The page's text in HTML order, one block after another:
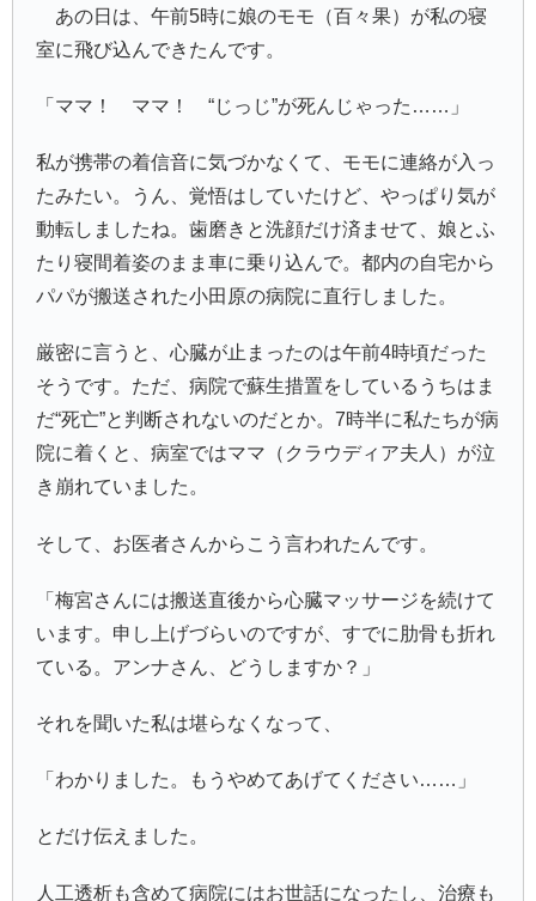
あの日は、午前5時に娘のモモ（百々果）が私の寝
室に飛び込んできたんです。
「ママ！ ママ！ “じっじ”が死んじゃった……」
私が携帯の着信音に気づかなくて、モモに連絡が入っ
たみたい。うん、覚悟はしていたけど、やっぱり気が
動転しましたね。歯磨きと洗顔だけ済ませて、娘とふ
たり寝間着姿のまま車に乗り込んで。都内の自宅から
パパが搬送された小田原の病院に直行しました。
厳密に言うと、心臓が止まったのは午前4時頃だった
そうです。ただ、病院で蘇生措置をしているうちはま
だ“死亡”と判断されないのだとか。7時半に私たちが病
院に着くと、病室ではママ（クラウディア夫人）が泣
き崩れていました。
そして、お医者さんからこう言われたんです。
「梅宮さんには搬送直後から心臓マッサージを続けて
います。申し上げづらいのですが、すでに肋骨も折れ
ている。アンナさん、どうしますか？」
それを聞いた私は堪らなくなって、
「わかりました。もうやめてあげてください……」
とだけ伝えました。
人工透析も含めて病院にはお世話になったし、治療も